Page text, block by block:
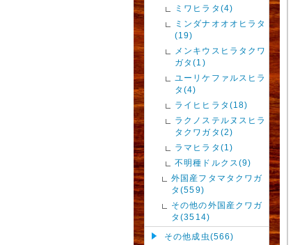
ミワヒラタ(4)
ミンダナオオオヒラタ
(19)
メンキウスヒラタクワ
ガタ(1)
ユーリケファルスヒラ
タ(4)
ライヒヒラタ(18)
ラクノステルヌスヒラ
タクワガタ(2)
ラマヒラタ(1)
不明種ドルクス(9)
外国産フタマタクワガ
タ(559)
その他の外国産クワガ
タ(3514)
その他成虫(566)